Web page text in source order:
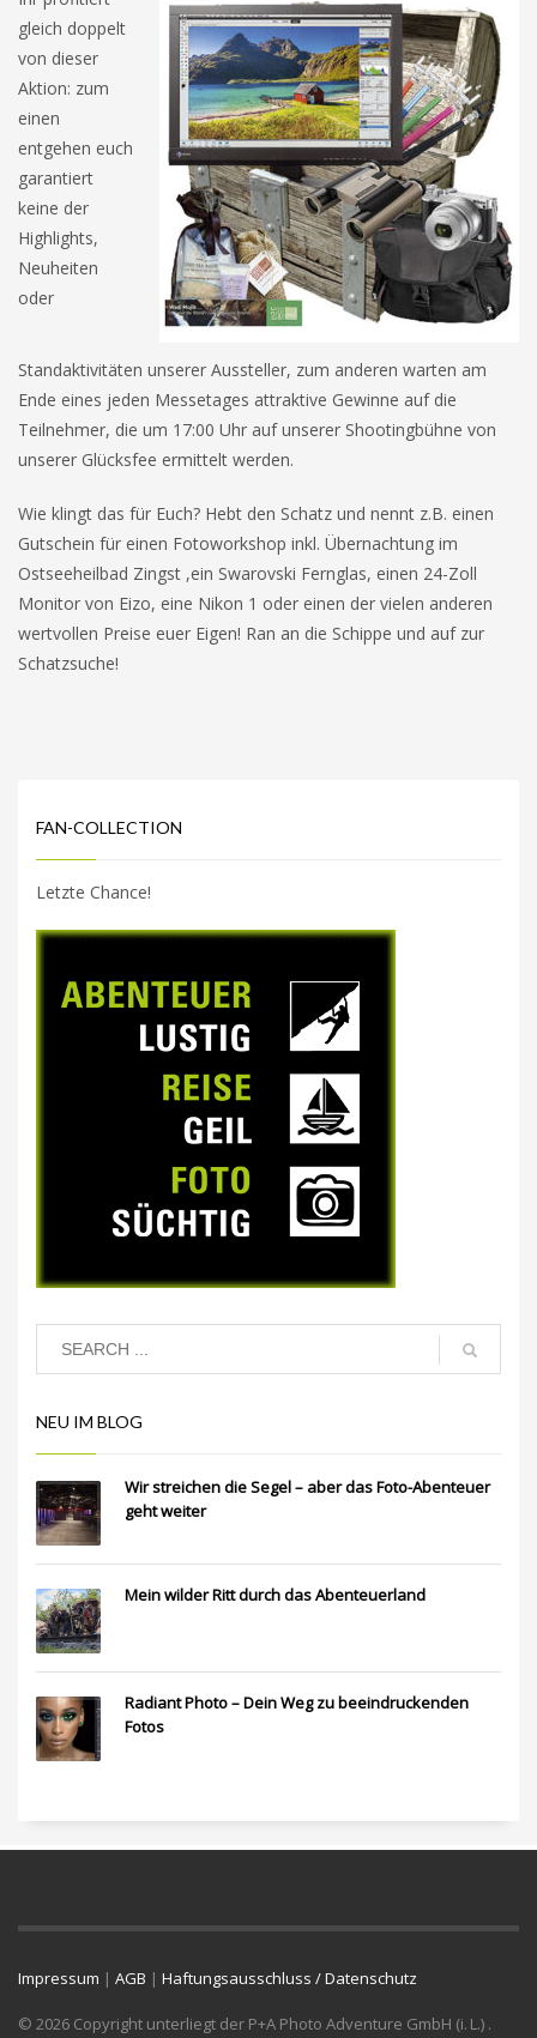
gleich doppelt
von dieser
Aktion: zum
einen
entgehen euch
garantiert
keine der
Highlights,
Neuheiten
oder
Standaktivitäten unserer Aussteller, zum anderen warten am
Ende eines jeden Messetages attraktive Gewinne auf die
Teilnehmer, die um 17:00 Uhr auf unserer Shootingbühne von
unserer Glücksfee ermittelt werden.
Wie klingt das für Euch? Hebt den Schatz und nennt z.B. einen
Gutschein für einen Fotoworkshop inkl. Übernachtung im
Ostseeheilbad Zingst ,ein Swarovski Fernglas, einen 24-Zoll
Monitor von Eizo, eine Nikon 1 oder einen der vielen anderen
wertvollen Preise euer Eigen! Ran an die Schippe und auf zur
Schatzsuche!
FAN-COLLECTION
Letzte Chance!
NEU IM BLOG
Wir streichen die Segel – aber das Foto-Abenteuer
geht weiter
Mein wilder Ritt durch das Abenteuerland
Radiant Photo – Dein Weg zu beeindruckenden
Fotos
Impressum | AGB | Haftungsausschluss / Datenschutz
© 2026 Copyright unterliegt der P+A Photo Adventure GmbH (i. L.) .